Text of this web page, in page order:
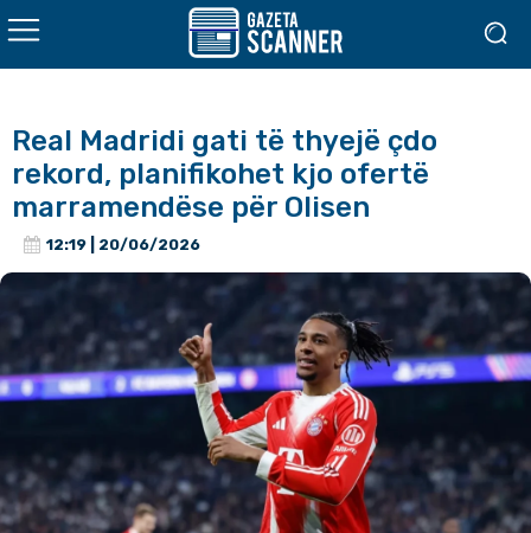
Real Madridi gati të thyejë çdo
rekord, planifikohet kjo ofertë
marramendëse për Olisen
12:19 | 20/06/2026